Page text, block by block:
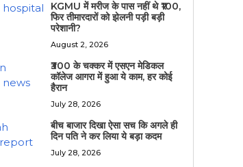
KGMU में मरीज के पास नहीं थे ₹100,
फिर तीमारदारों को झेलनी पड़ी बड़ी
परेशानी?
August 2, 2026
₹300 के चक्कर में एसएन मेडिकल
कॉलेज आगरा में हुआ ये काम, हर कोई
हैरान
July 28, 2026
बीच बाजार दिखा ऐसा सच कि अगले ही
दिन पति ने कर लिया ये बड़ा कदम
July 28, 2026